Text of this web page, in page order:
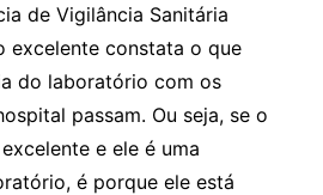
de Vigilância Sanitária
excelente constata o que
do laboratório com os
passam. Ou seja, se o
e ele é uma
é porque ele está